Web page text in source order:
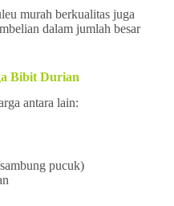
murah berkualitas juga
dalam jumlah besar
Bibit Durian
antara lain:
pucuk)